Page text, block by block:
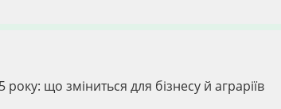
що зміниться для бізнесу й аграріїв